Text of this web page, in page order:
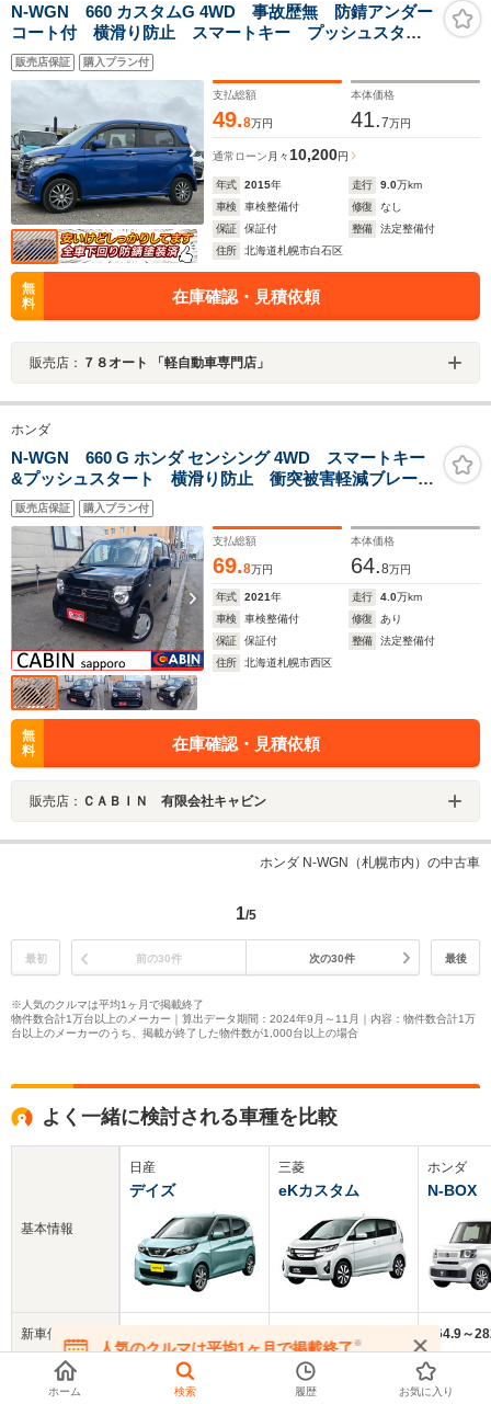
N-WGN 660 カスタムG 4WD 事故歴無 防錆アンダー
コート付 横滑り防止 スマートキー プッシュスター
ト ナビTV ブルートゥース シートヒーター
販売店保証 購入プラン付
支払総額
49.8万円
本体価格
41.7万円
通常ローン 月々 10,200円
年式 2015年 走行 9.0万km
車検
車検整備付 修復
なし
保証
保証付 整備
法定整備付
住所
北海道札幌市白石区
無
料
在庫確認・見積依頼
販売店： ７８オート 「軽自動車専門店」
ホンダ
N-WGN 660 G ホンダ センシング 4WD スマートキー
&プッシュスタート 横滑り防止 衝突被害軽減ブレー
キ オートエアコン
販売店保証 購入プラン付
支払総額
69.8万円
本体価格
64.8万円
年式 2021年 走行 4.0万km
車検
車検整備付 修復
あり
保証
保証付 整備
法定整備付
住所
北海道札幌市西区
無
料
在庫確認・見積依頼
販売店： ＣＡＢＩＮ 有限会社キャビン
ホンダ N-WGN（札幌市内）の中古車
1/5
最初 前の30件 次の30件 最後
※人気のクルマは平均1ヶ月で掲載終了
物件数合計1万台以上のメーカー｜算出データ期間：2024年9月～11月｜内容：物件数合計1万
台以上のメーカーのうち、掲載が終了した物件数が1,000台以上の場合
よく一緒に検討される車種を比較
基本情報
新車価格
中古車
平均価格
日産
デイズ
117.8万円
三菱
eKカスタム
41.2万円
ホンダ
N-BOX
164.9～
171.1万円
人気のクルマは平均1ヶ月で掲載終了※
在庫が無くなる前にお問い合わせください
ホーム 検索 履歴 お気に入り